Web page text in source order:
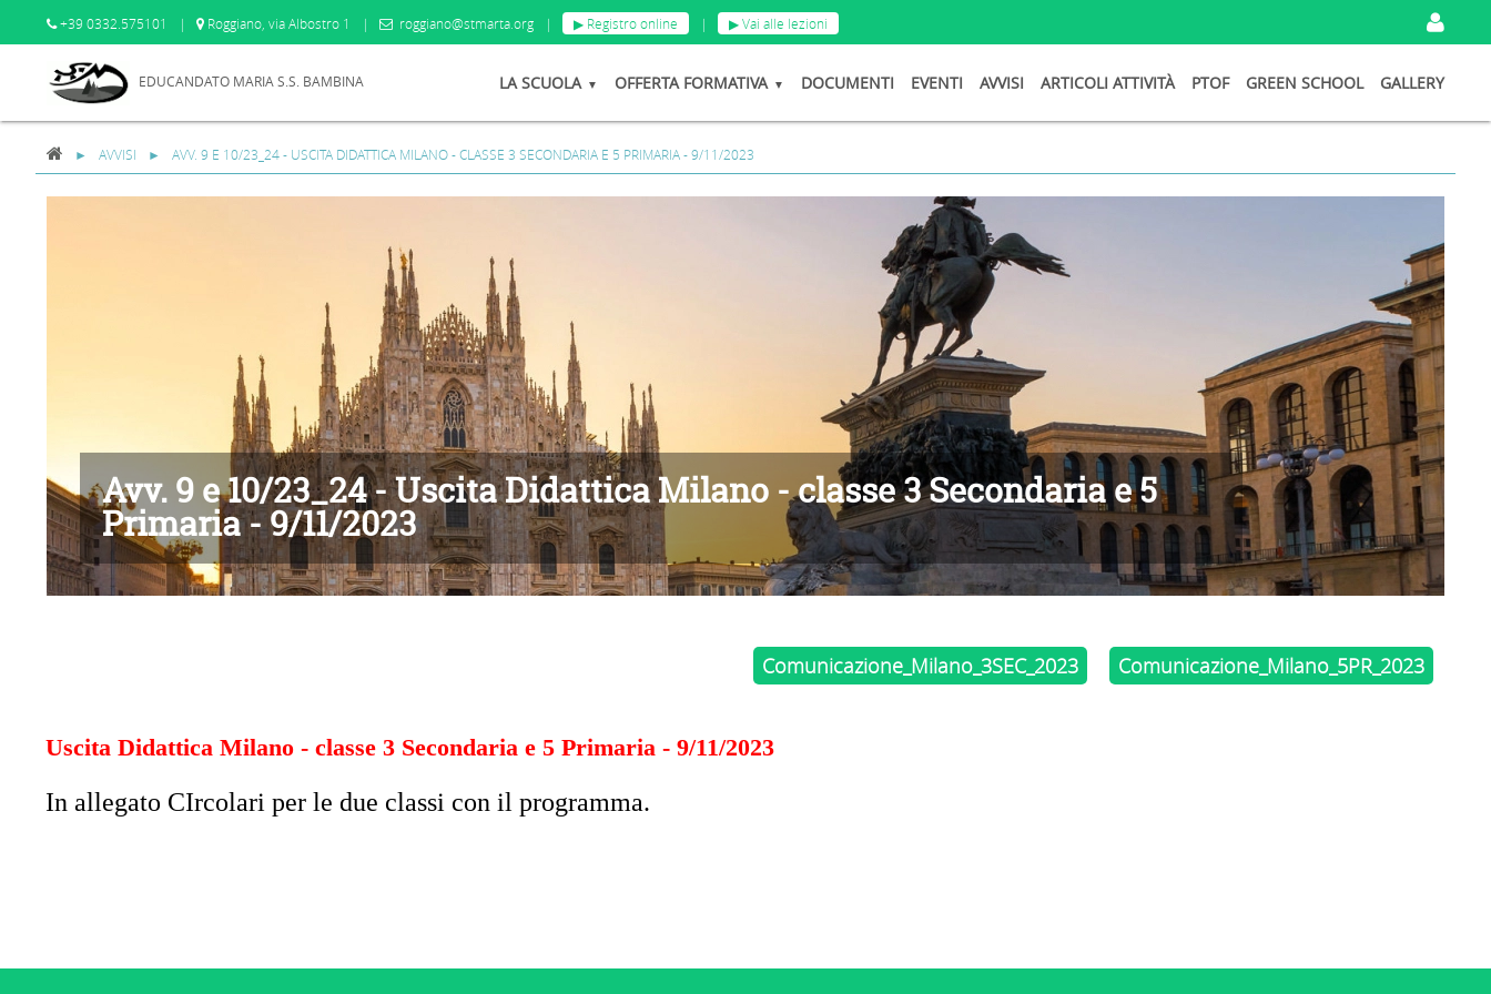
+39 0332.575101 | Roggiano, via Albostro 1 | roggiano@stmarta.org | ▶ Registro online | ▶ Vai alle lezioni
Password
persa?
EDUCANDATO MARIA S.S. BAMBINA LA SCUOLA OFFERTA FORMATIVA DOCUMENTI EVENTI AVVISI ARTICOLI ATTIVITÀ PTOF GREEN SCHOOL GALLERY
AVVISI AVV. 9 E 10/23_24 - USCITA DIDATTICA MILANO - CLASSE 3 SECONDARIA E 5 PRIMARIA - 9/11/2023
Avv. 9 e 10/23_24 - Uscita Didattica Milano - classe 3 Secondaria e 5
Primaria - 9/11/2023
Comunicazione_Milano_3SEC_2023 Comunicazione_Milano_5PR_2023
Uscita Didattica Milano - classe 3 Secondaria e 5 Primaria - 9/11/2023
In allegato CIrcolari per le due classi con il programma.